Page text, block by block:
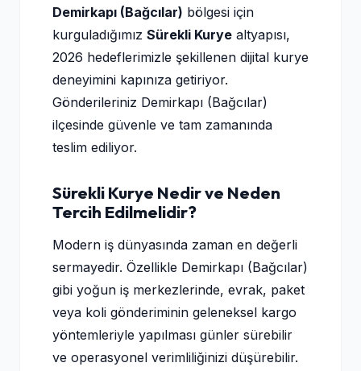
Demirkapı (Bağcılar) bölgesi için
kurguladığımız Sürekli Kurye altyapısı,
2026 hedeflerimizle şekillenen dijital kurye
deneyimini kapınıza getiriyor.
Gönderileriniz Demirkapı (Bağcılar)
ilçesinde güvenle ve tam zamanında
teslim ediliyor.
Sürekli Kurye Nedir ve Neden
Tercih Edilmelidir?
Modern iş dünyasında zaman en değerli
sermayedir. Özellikle Demirkapı (Bağcılar)
gibi yoğun iş merkezlerinde, evrak, paket
veya koli gönderiminin geleneksel kargo
yöntemleriyle yapılması günler sürebilir
ve operasyonel verimliliğinizi düşürebilir.